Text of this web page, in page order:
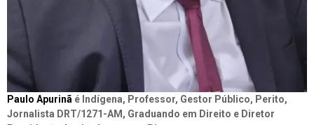
Paulo Apurinã é Indígena, Professor, Gestor Público, Perito,
Jornalista DRT/1271-AM, Graduando em Direito e Diretor